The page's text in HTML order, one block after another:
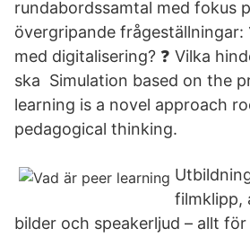
rundabordssamtal med fokus
övergripande frågeställningar:
med digitalisering? ❓ Vilka
ska Simulation based on the
learning is a novel approach
pedagogical thinking.
filmklipp,
bilder och speakerljud – allt